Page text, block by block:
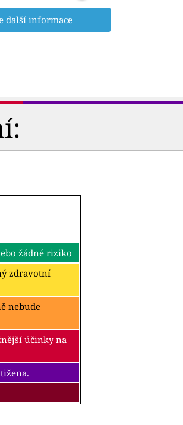
další informace
žádné riziko
zdravotní
nebude
účinky na